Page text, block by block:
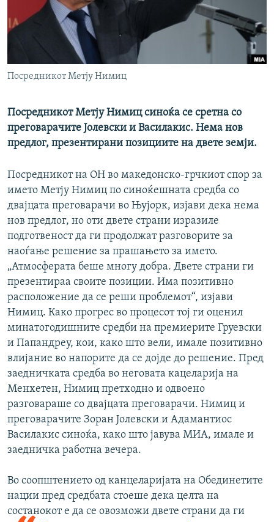
РСЕ веб страници
Посредникот Метју Нимиц
Посредникот Метју Нимиц синоќа се сретна со
преговарачите Јолевски и Василакис. Нема нов
предлог, презентирани позициите на двете земји.
Посредникот на ОН во македонско-грчкиот спор за
името Метју Нимиц по синоќешната средба со
двајцата преговарачи во Њујорк, изјави дека нема
нов предлог, но оти двете страни изразиле
подготвеност да ги продолжат разговорите за
наоѓање решение за прашањето за името.
„Атмосферата беше многу добра. Двете страни ги
презентираа своите позиции. Има позитивно
расположение да се реши проблемот“, изјави
Нимиц. Како прогрес во процесот тој ги оценил
минатогодишните средби на премиерите Груевски
и Папандреу, кои, како што вели, имале позитивно
влијание во напорите да се дојде до решение. Пред
заедничката средба во неговата кацеларија на
Менхетен, Нимиц претходно и одвоено
разговараше со двајцата преговарачи. Нимиц и
преговарачите Зоран Јолевски и Адамантиос
Василакис синоќа, како што јавува МИА, имале и
заедничка работна вечера.
Во соопштението од канцеларијата на Обединетите
нации пред средбата стоеше дека целта на
состанокот е да се овозможи двете страни да ги